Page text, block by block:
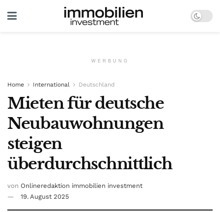
WERBUNG
Home International Deutschland
Mieten für deutsche
Neubauwohnungen
steigen
überdurchschnittlich
von Onlineredaktion immobilien investment
19. August 2025